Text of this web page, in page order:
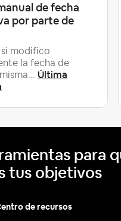
de fecha
por parte de
si modifico
la fecha de
Última
para
tus objetivos
de recursos